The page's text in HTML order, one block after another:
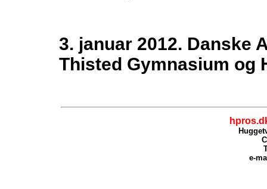
3. januar 2012. Danske
Thisted Gymnasium og
e-